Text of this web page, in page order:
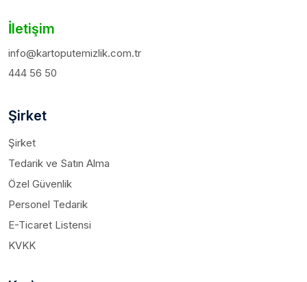
İletişim
info@kartoputemizlik.com.tr
444 56 50
Şirket
Şirket
Tedarik ve Satın Alma
Özel Güvenlik
Personel Tedarik
E-Ticaret Listensi
KVKK